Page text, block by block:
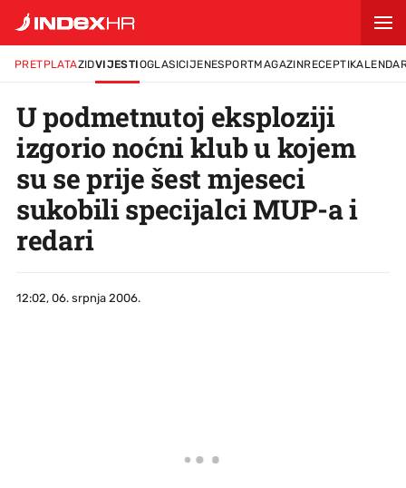
PRETPLATAZIDVIJESTIOGLASICIJENESPORTMAGAZINRECEPTI
U podmetnutoj eksploziji
izgorio noćni klub u kojem
su se prije šest mjeseci
sukobili specijalci MUP-a i
redari
12:02, 06. srpnja 2006.